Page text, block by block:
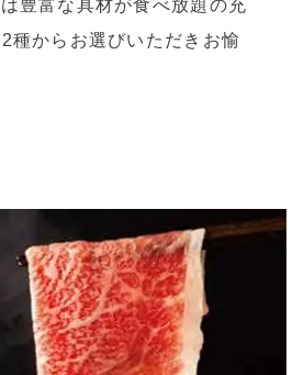
豊富な具材が食べ放題の充
種からお選びいただきお愉